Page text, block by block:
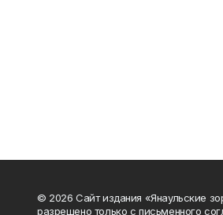
© 2026 Сайт издания «Янаульские
разрешено только с письменного